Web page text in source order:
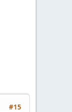
#15